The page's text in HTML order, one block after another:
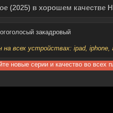
(2025) в хорошем качестве
закадровый
всех устройствах: ipad, iphone,
новые серии и качество во всех